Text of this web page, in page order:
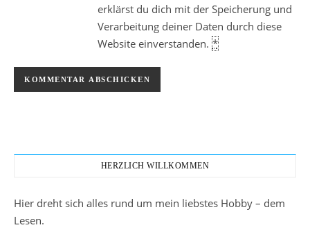
erklärst du dich mit der Speicherung und
Verarbeitung deiner Daten durch diese
Website einverstanden. *
HERZLICH WILLKOMMEN
Hier dreht sich alles rund um mein liebstes Hobby – dem
Lesen.